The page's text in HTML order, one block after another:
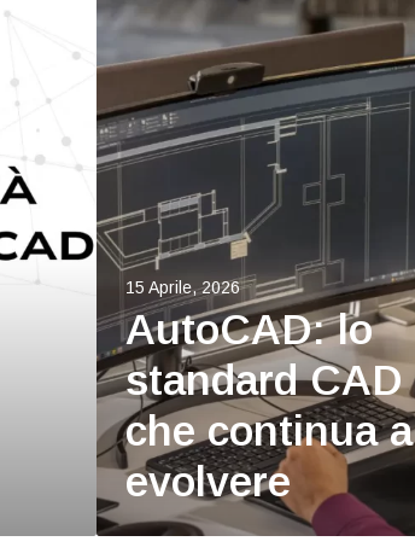
15 Aprile, 2026
AutoCAD: lo
standard CAD
che continua a
evolvere